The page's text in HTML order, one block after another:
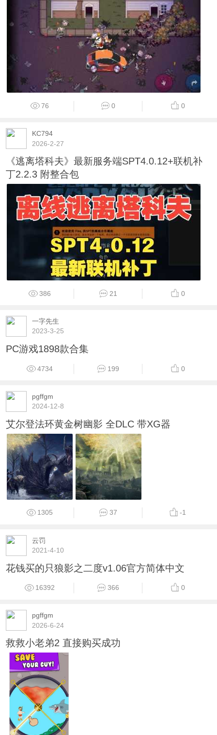
76 0 0
KC794
2026-2-27
《逃离塔科夫》最新服务端SPT4.0.12+联机补
丁2.2.3 附整合包
386 21 0
一字先生
2023-3-25
PC游戏1898款合集
4734 199 0
pgffgm
2024-12-8
艾尔登法环黄金树幽影 全DLC 带XG器
1305 37 -1
云罚
2021-4-10
花钱买的只狼影之二度v1.06官方简体中文
16392 366 0
pgffgm
2026-6-24
救救小老弟2 直接购买成功